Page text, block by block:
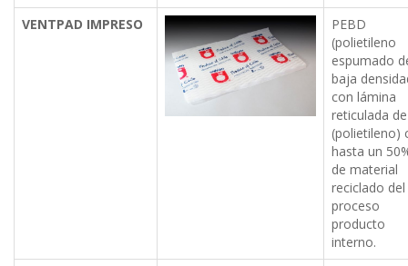
VENTPAD IMPRESO
PEBD
(polietileno
espumado
baja
con lámina
reticulada
(polietileno)
hasta un
de material
reciclado del
proceso
producto
interno.